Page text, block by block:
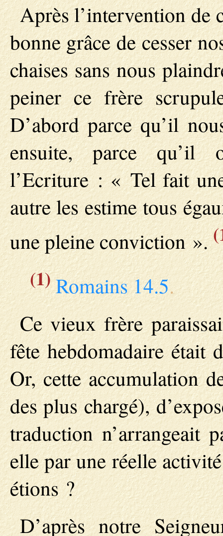
Après l’intervention de
bonne grâce de cesser
chaises sans nous
peiner ce frère
D’abord parce qu’il
ensuite, parce qu’il
l’Ecriture : « Tel fait
autre les estime tous
une pleine conviction ».
(1)Romains 14.5.
Ce vieux frère
fête hebdomadaire était
Or, cette accumulation
des plus chargé),
traduction n’arrangeait
elle par une réelle
étions ?
D’après notre